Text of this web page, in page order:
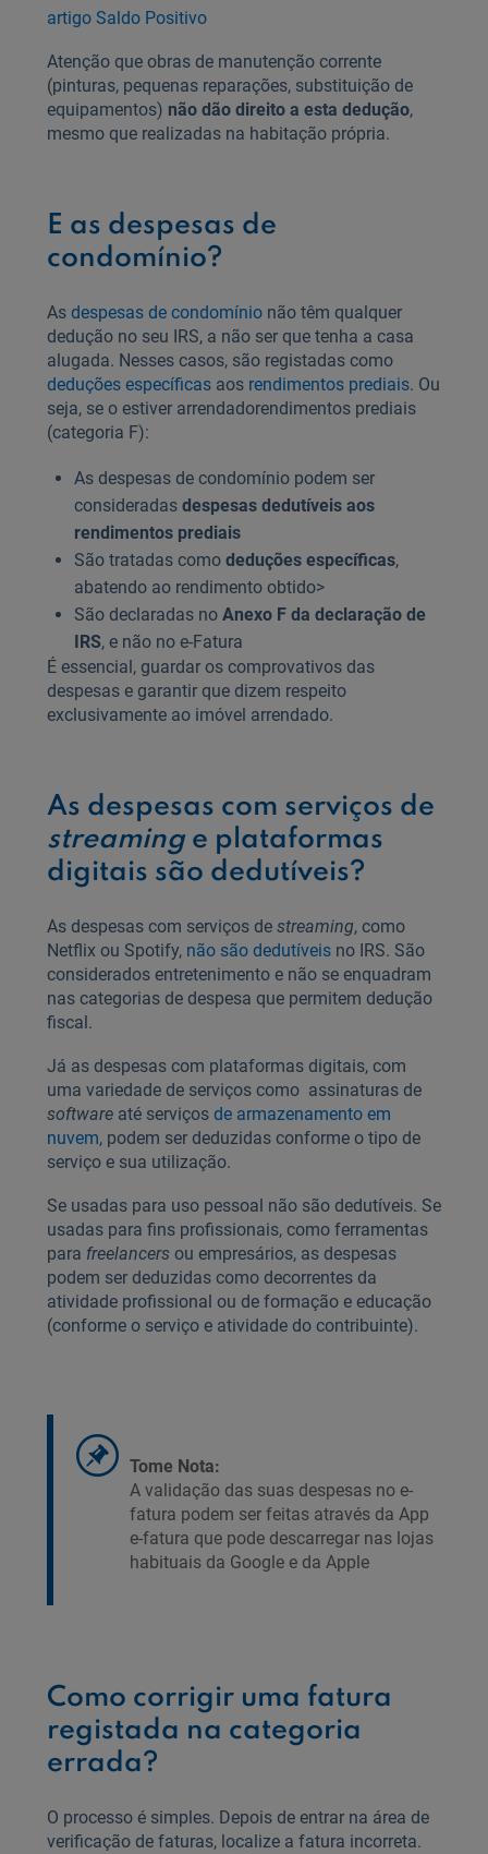
artigo Saldo Positivo
Atenção que obras de manutenção corrente
(pinturas, pequenas reparações, substituição de
equipamentos) não dão direito a esta dedução,
mesmo que realizadas na habitação própria.
E as despesas de
condomínio?
As despesas de condomínionão têm qualquer
dedução no seu IRS, a não ser que tenha a casa
alugada. Nesses casos, são registadas como
deduções específicasaos rendimentos prediais. Ou
seja, se o estiver arrendadorendimentos prediais
(categoria F):
As despesas de condomínio podem ser
consideradas despesas dedutíveis aos
rendimentos prediais
São tratadas como deduções específicas,
abatendo ao rendimento obtido>
São declaradas no Anexo F da declaração de
IRS, e não no e‑Fatura
É essencial, guardar os comprovativos das
despesas e garantir que dizem respeito
exclusivamente ao imóvel arrendado.
As despesas com serviços de
streaminge plataformas
digitais são dedutíveis?
As despesas com serviços de streaming, como
Netflix ou Spotify, não são dedutíveisno IRS. São
considerados entretenimento e não se enquadram
nas categorias de despesa que permitem dedução
fiscal.
Já as despesas com plataformas digitais, com
uma variedade de serviços como assinaturas de
softwareaté serviços de armazenamento em
nuvem, podem ser deduzidas conforme o tipo de
serviço e sua utilização.
Se usadas para uso pessoal não são dedutíveis. Se
usadas para fins profissionais, como ferramentas
para freelancers ou empresários, as despesas
podem ser deduzidas como decorrentes da
atividade profissional ou de formação e educação
(conforme o serviço e atividade do contribuinte).
Tome Nota:
A validação das suas despesas no e-
fatura podem ser feitas através da App
e-fatura que pode descarregar nas lojas
habituais da Google e da Apple
Como corrigir uma fatura
registada na categoria
errada?
O processo é simples. Depois de entrar na área de
verificação de faturas, localize a fatura incorreta.